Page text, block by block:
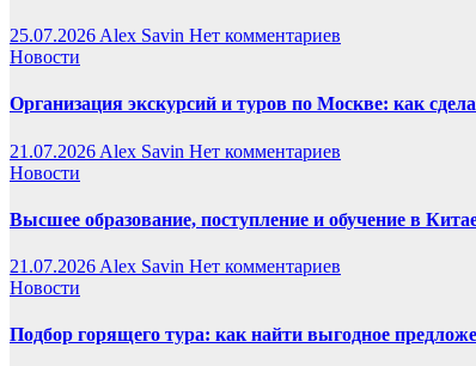
25.07.2026 Alex Savin Нет комментариев
Новости
Организация экскурсий и туров по Москве: как
21.07.2026 Alex Savin Нет комментариев
Новости
Высшее образование, поступление и обучение в
21.07.2026 Alex Savin Нет комментариев
Новости
Подбор горящего тура: как найти выгодное